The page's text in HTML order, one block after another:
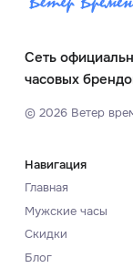
Сеть
часовых
© 2026Ветер
Навигация
Главная
Мужские часы
Скидки
Блог